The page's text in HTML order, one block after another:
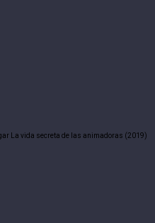
La vida secreta de las animadoras (2019)